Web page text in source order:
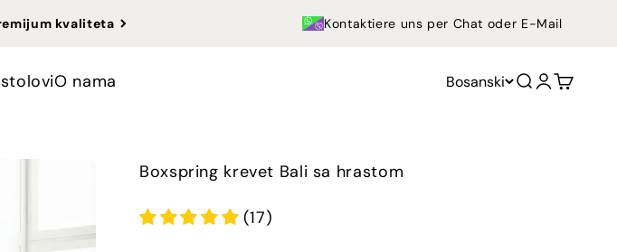
kvaliteta Kontaktiere uns per Chat oder E-Mail
O nama Bosanski Otvorite
Otvorite
Boxspring krevet Bali sa hrastom
(17)